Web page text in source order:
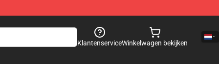
KlantenserviceWinkelwagen bekijken